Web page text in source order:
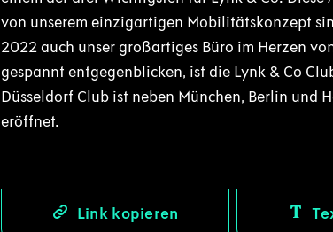
von unserem einzigartigen Mobilitätskonzept
2022 auch unser großartiges Büro im Herzen
gespannt entgegenblicken, ist die Lynk & Co
Düsseldorf Club ist neben München, Berlin und
eröffnet.
Link kopieren